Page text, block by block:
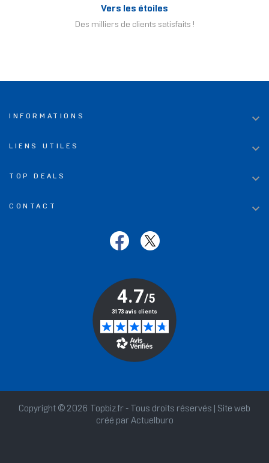
Vers les étoiles
Des milliers de clients satisfaits !
INFORMATIONS 
LIENS UTILES 
TOP DEALS 
CONTACT 
Copyright © 2026 Topbiz.fr - Tous droits réservés | Site web
créé par Actuelburo